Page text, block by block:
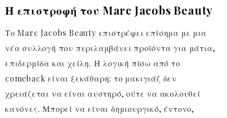
Η επιστροφή του Marc Jacobs Beauty
Το Marc Jacobs Beauty επιστρέφει επίσημα με μια
νέα συλλογή που περιλαμβάνει προϊόντα για μάτια,
επιδερμίδα και χείλη. Η λογική πίσω από το
comeback είναι ξεκάθαρη: το μακιγιάζ δεν
χρειάζεται να είναι αυστηρό, ούτε να ακολουθεί
κανόνες. Μπορεί να είναι δημιουργικό, έντονο,